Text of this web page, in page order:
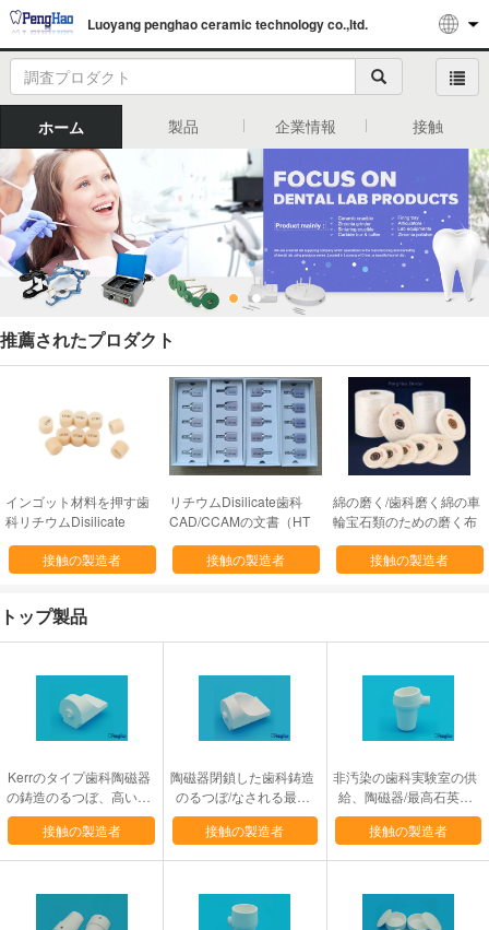
Luoyang penghao ceramic technology co.,ltd.
ホーム 製品 企業情報 接触
推薦されたプロダクト
インゴット材料を押す歯
科リチウムDisilicate
接触の製造者
リチウムDisilicate歯科
CAD/CCAMの文書（HT
接触の製造者
綿の磨く/歯科磨く綿の車
輪宝石類のための磨く布
接触の製造者
トップ製品
Kerrのタイプ歯科陶磁器
の鋳造のるつぼ、高い耐
熱性歯科実験室プロダク
ト
接触の製造者
陶磁器閉鎖した歯科鋳造
のるつぼ/なされる最高
石英ガラス材料
接触の製造者
非汚染の歯科実験室の供
給、陶磁器/最高石英ガ
ラスの鋳造のるつぼ
接触の製造者